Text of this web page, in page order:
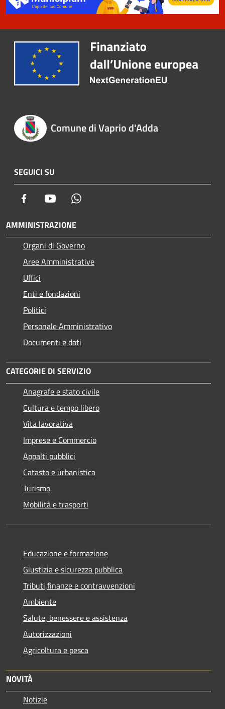
Comune di Vaprio d'Adda
SEGUICI SU
Facebook Youtube
AMMINISTRAZIONE
Organi di Governo
Aree Amministrative
Uffici
Enti e fondazioni
Politici
Personale Amministrativo
Documenti e dati
CATEGORIE DI SERVIZIO
Anagrafe e stato civile
Cultura e tempo libero
Vita lavorativa
Imprese e Commercio
Appalti pubblici
Catasto e urbanistica
Turismo
Mobilità e trasporti
Educazione e formazione
Giustizia e sicurezza pubblica
Tributi,finanze e contravvenzioni
Ambiente
Salute, benessere e assistenza
Autorizzazioni
Agricoltura e pesca
NOVITÀ
Notizie